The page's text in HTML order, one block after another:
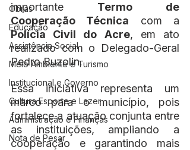
Obras
Educação
Assistência Social
Meio Ambiente e Turismo
Institucional e Governo
Cultura Esporte e Lazer
Administração e Finanças
Nota de Pesar
importante Termo de
Cooperação Técnica
Polícia Civil do Acre, em ato
realizado com o Delegado-Geral
Pedro Buzolin.
Essa iniciativa representa um
marco para o município, pois
fortalece a atuação conjunta entre
as instituições, ampliando a
cooperação e garantindo mais